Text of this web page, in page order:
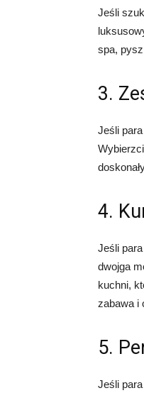
Jeśli
spa,
3.
Jeśli
4.
Jeśli
dwojga
kuchni,
zabawa i
5.
Jeśli